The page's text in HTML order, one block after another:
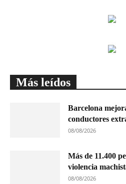
Más leídos
Barcelona
conductores
08/08/2026
Más de 11.400
violencia
08/08/2026